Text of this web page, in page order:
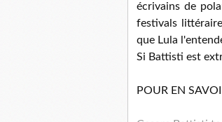
écrivains de
festivals
que Lula
Si Battisti est
POUR EN